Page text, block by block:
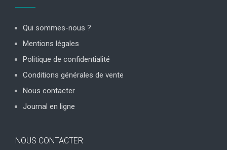
Qui sommes-nous ?
Mentions légales
Politique de confidentialité
Conditions générales de vente
Nous contacter
Journal en ligne
NOUS CONTACTER